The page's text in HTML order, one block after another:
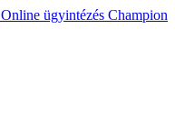
Online ügyintézés Champion